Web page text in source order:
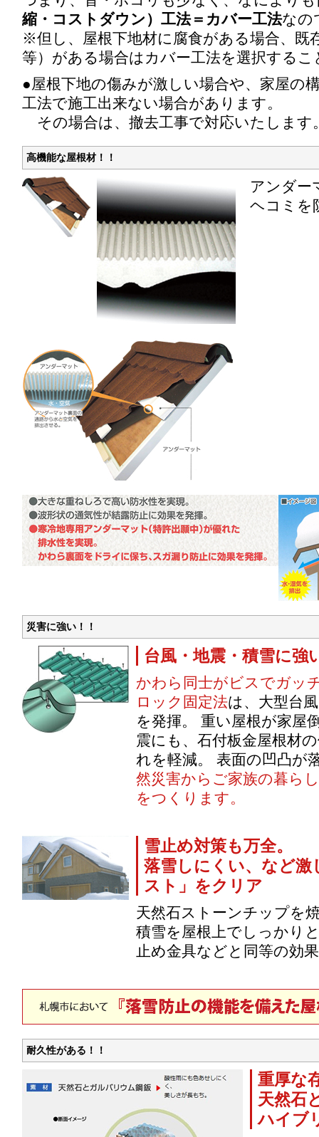
縮・コストダウン）工法＝カバー工法なの
※但し、屋根下地材に腐食がある場合、既
等）がある場合はカバー工法を選択する
●屋根下地の傷みが激しい場合や、家屋の
工法で施工出来ない場合があります。
その場合は、撤去工事で対応いたします
高機能な屋根材！！
アンダー
ヘコミを
災害に強い！！
台風・地震・積雪に強
かわら同士がビスでガッ
ロック固定法は、大型台
を発揮。 重い屋根が家屋
震にも、石付板金屋根材
れを軽減。 表面の凹凸が
然災害からご家族の暮ら
をつくります。
雪止め対策も万全。
落雪しにくい、など激
スト」をクリア
天然石ストーンチップを
積雪を屋根上でしっかり
止め金具などと同等の効
耐久性がある！！
重厚な
天然石
ハイブ